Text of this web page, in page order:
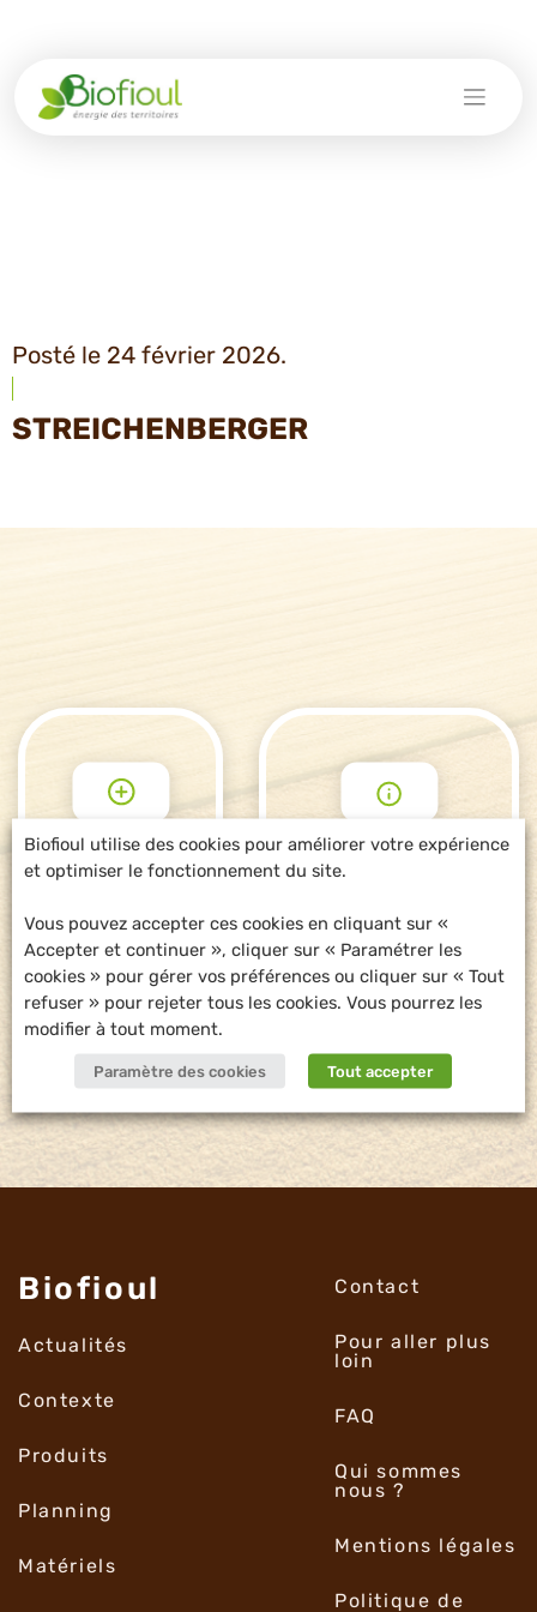
Posté le 24 février 2026.
STREICHENBERGER
POUR ALLER
PLUS LOIN
DEMANDE
D'INFORMATIONS
Biofioul
Actualités
Contexte
Produits
Planning
Matériels
Contact
Pour aller plus
loin
FAQ
Qui sommes
nous ?
Mentions légales
Politique de
Biofioul utilise des cookies pour améliorer votre expérience
et optimiser le fonctionnement du site.
Vous pouvez accepter ces cookies en cliquant sur «
Accepter et continuer », cliquer sur « Paramétrer les
cookies » pour gérer vos préférences ou cliquer sur « Tout
refuser » pour rejeter tous les cookies. Vous pourrez les
modifier à tout moment.
Paramètre des cookies Tout accepter